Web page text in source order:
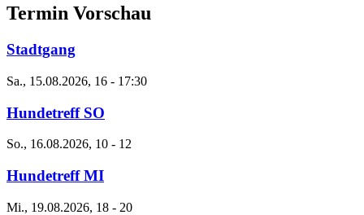
Termin Vorschau
Stadtgang
Sa., 15.08.2026, 16 - 17:30
Hundetreff SO
So., 16.08.2026, 10 - 12
Hundetreff MI
Mi., 19.08.2026, 18 - 20